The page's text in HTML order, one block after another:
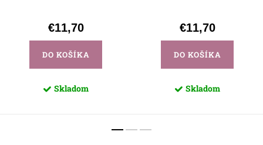
€11,70
DO KOŠÍKA
Skladom
€11,70
DO KOŠÍKA
Skladom